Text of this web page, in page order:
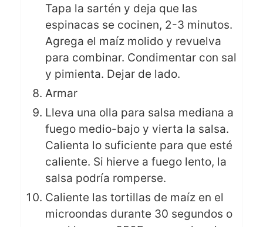
Tapa la sartén y deja que las
espinacas se cocinen, 2-3 minutos.
Agrega el maíz molido y revuelva
para combinar. Condimentar con sal
y pimienta. Dejar de lado.
Armar
Lleva una olla para salsa mediana a
fuego medio-bajo y vierta la salsa.
Calienta lo suficiente para que esté
caliente. Si hierve a fuego lento, la
salsa podría romperse.
Caliente las tortillas de maíz en el
microondas durante 30 segundos o